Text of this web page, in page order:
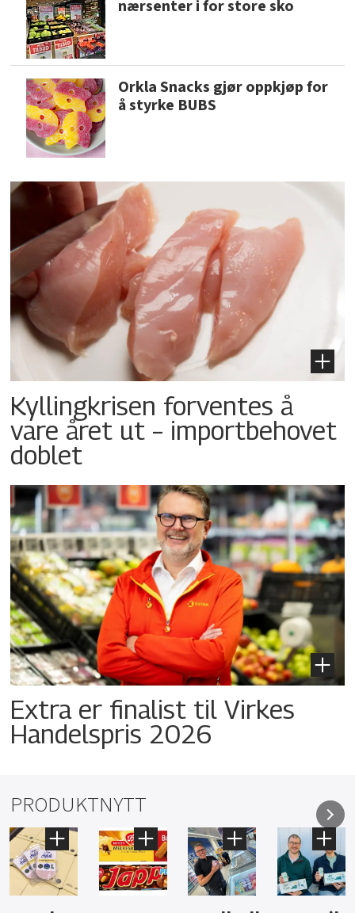
nærsenter i for store sko
Orkla Snacks gjør oppkjøp for
å styrke BUBS
Kyllingkrisen forventes å
vare året ut – importbehovet
doblet
Extra er finalist til Virkes
Handelspris 2026
PRODUKTNYTT